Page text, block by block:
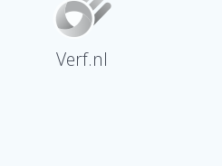
Verf.nl